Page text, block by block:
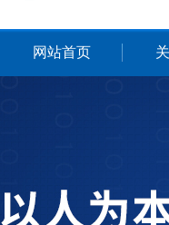
网站首页